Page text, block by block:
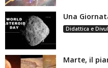
Una
Didattica e
Marte, il